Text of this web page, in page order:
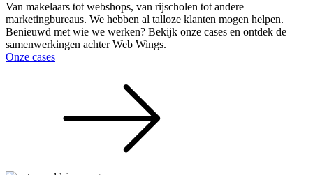
Van makelaars tot webshops, van rijscholen tot andere
marketingbureaus. We hebben al talloze klanten mogen helpen.
Benieuwd met wie we werken? Bekijk onze cases en ontdek de
samenwerkingen achter Web Wings.
Onze cases